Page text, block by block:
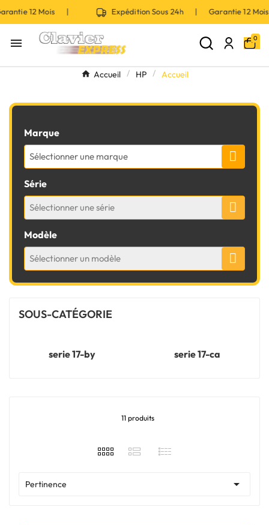
12 Mois | Expédition Sous 24h | Garantie 12
 0
Accueil HP Accueil
Marque
Sélectionner une marque
Série
Sélectionner une série
Modèle
Sélectionner un modèle
SOUS-CATÉGORIE
serie 17-by serie 17-ca
11 produits
Pertinence 